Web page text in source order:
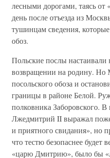
лесными дорогами, таясь от
день после отъезда из
тушинцам сведения,
обоз.
Польские послы
возвращении на родину. Но
посольского обоза и
границы в районе Белой.
полковника Заборовского. В
Лжедмитрий II выражал
и приятного свидания», но
что тестю безопаснее будет
«царю Дмитрию», было бы